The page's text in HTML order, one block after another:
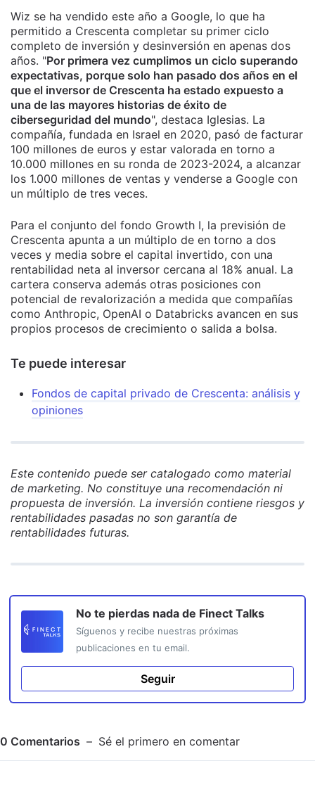
Wiz se ha vendido este año a Google, lo que ha
permitido a Crescenta completar su primer ciclo
completo de inversión y desinversión en apenas dos
años. "Por primera vez cumplimos un ciclo superando
expectativas, porque solo han pasado dos años en el
que el inversor de Crescenta ha estado expuesto a
una de las mayores historias de éxito de
ciberseguridad del mundo", destaca Iglesias. La
compañía, fundada en Israel en 2020, pasó de facturar
100 millones de euros y estar valorada en torno a
10.000 millones en su ronda de 2023-2024, a alcanzar
los 1.000 millones de ventas y venderse a Google con
un múltiplo de tres veces.
Para el conjunto del fondo Growth I, la previsión de
Crescenta apunta a un múltiplo de en torno a dos
veces y media sobre el capital invertido, con una
rentabilidad neta al inversor cercana al 18% anual. La
cartera conserva además otras posiciones con
potencial de revalorización a medida que compañías
como Anthropic, OpenAI o Databricks avancen en sus
propios procesos de crecimiento o salida a bolsa.
Te puede interesar
Fondos de capital privado de Crescenta: análisis y
opiniones
Este contenido puede ser catalogado como material
de marketing. No constituye una recomendación ni
propuesta de inversión. La inversión contiene riesgos y
rentabilidades pasadas no son garantía de
rentabilidades futuras.
No te pierdas nada de Finect Talks
Síguenos y recibe nuestras próximas
publicaciones en tu email.
Seguir
0 Comentarios Sé el primero en comentar